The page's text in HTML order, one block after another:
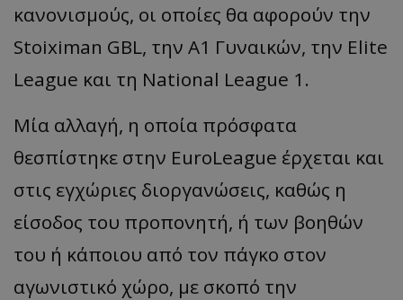
κανονισμούς, οι οποίες θα αφορούν την
Stoiximan GBL, την Α1 Γυναικών, την Elite
League και τη National League 1.
Μία αλλαγή, η οποία πρόσφατα
θεσπίστηκε στην EuroLeague έρχεται και
στις εγχώριες διοργανώσεις, καθώς η
είσοδος του προπονητή, ή των βοηθών
του ή κάποιου από τον πάγκο στον
αγωνιστικό χώρο, με σκοπό την